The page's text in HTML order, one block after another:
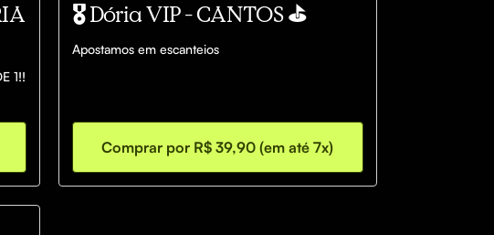
1!!
🎖️ Dória VIP - CANTOS ⛳️
Apostamos em escanteios
Comprar por R$ 39,90 (em até 7x)